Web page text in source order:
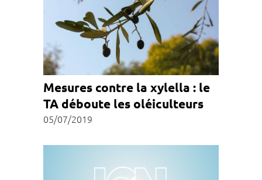
Mesures contre la xylella : le
TA déboute les oléiculteurs
05/07/2019